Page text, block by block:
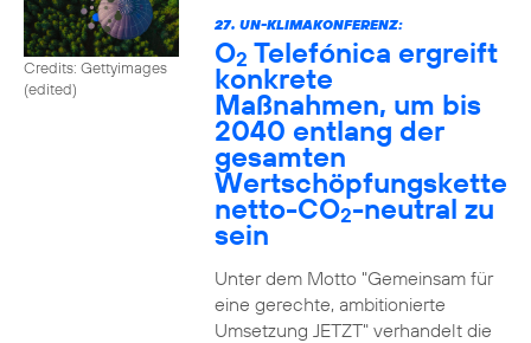
Credits: Gettyimages
(edited)
27. UN-KLIMAKONFERENZ:
O2 Telefónica ergreift
konkrete
Maßnahmen, um bis
2040 entlang der
gesamten
Wertschöpfungskette
netto-CO2-neutral zu
sein
Unter dem Motto "Gemeinsam für
eine gerechte, ambitionierte
Umsetzung JETZT" verhandelt die